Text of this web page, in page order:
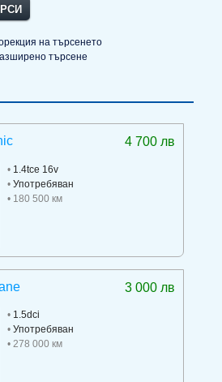
на търсенето
търсене
4 700 лв
•1.4tce 16v
•Употребяван
• 180 500 км
3 000 лв
•1.5dci
•Употребяван
• 278 000 км